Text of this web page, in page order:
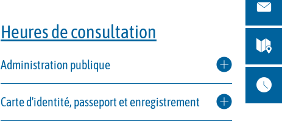
Heures de consultation
Administration publique
Carte d'identité, passeport et enregistrement